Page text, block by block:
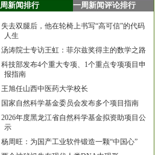
新闻排行 一周新闻评论排行
失去双腿后，他在轮椅上书写“高可信”的代码
人生
汤涛院士专访王虹：菲尔兹奖得主的数学之路
科技部发布4个重大专项、1个重点专项项目申
报指南
王旭任山西中医药大学校长
国家自然科学基金委员会发布多个项目指南
2026年度黑龙江省自然科学基金拟资助项目公
示
杨周旺：为国产工业软件锻造一颗“中国心”